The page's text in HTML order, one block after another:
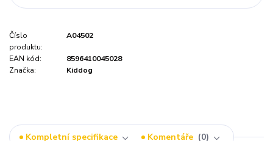
Číslo
produktu:
A04502
EAN kód:
8596410045028
Značka:
Kiddog
Kompletní specifikace Komentáře 0